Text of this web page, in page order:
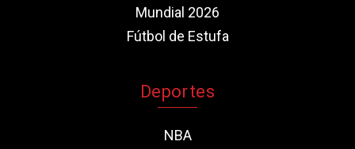
Mundial 2026
Fútbol de Estufa
Deportes
NBA